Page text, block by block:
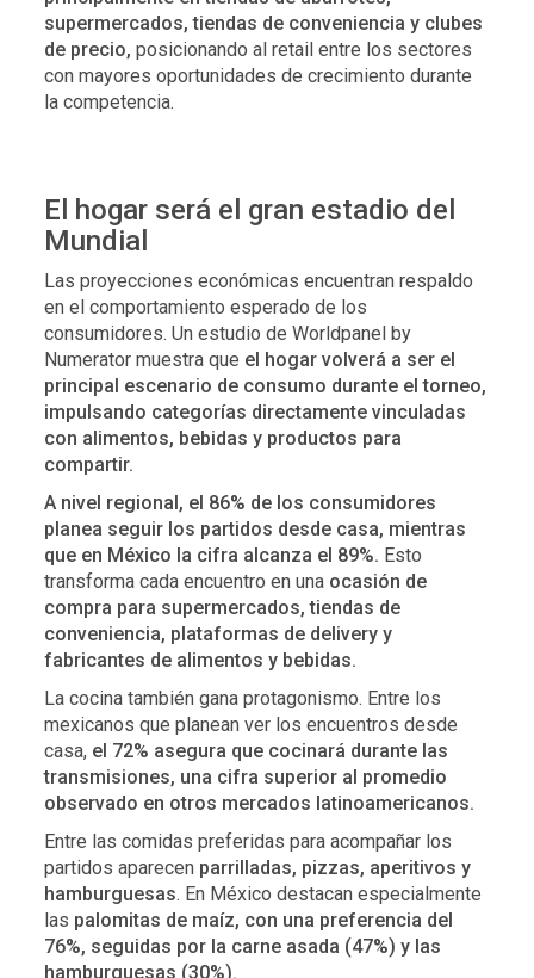
supermercados, tiendas de conveniencia y clubes
de precio, posicionando al retail entre los sectores
con mayores oportunidades de crecimiento durante
la competencia.
El hogar será el gran estadio del
Mundial
Las proyecciones económicas encuentran respaldo
en el comportamiento esperado de los
consumidores. Un estudio de Worldpanel by
Numerator muestra que el hogar volverá a ser el
principal escenario de consumo durante el torneo,
impulsando categorías directamente vinculadas
con alimentos, bebidas y productos para
compartir.
A nivel regional, el 86% de los consumidores
planea seguir los partidos desde casa, mientras
que en México la cifra alcanza el 89%. Esto
transforma cada encuentro en una ocasión de
compra para supermercados, tiendas de
conveniencia, plataformas de delivery y
fabricantes de alimentos y bebidas.
La cocina también gana protagonismo. Entre los
mexicanos que planean ver los encuentros desde
casa, el 72% asegura que cocinará durante las
transmisiones, una cifra superior al promedio
observado en otros mercados latinoamericanos.
Entre las comidas preferidas para acompañar los
partidos aparecen parrilladas, pizzas, aperitivos y
hamburguesas. En México destacan especialmente
las palomitas de maíz, con una preferencia del
76%, seguidas por la carne asada (47%) y las
hamburguesas (30%).